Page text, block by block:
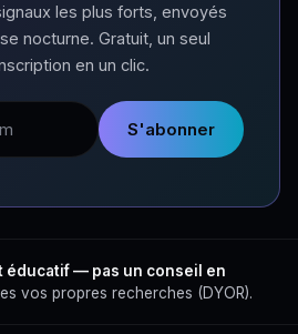
les plus forts, envoyés
nocturne. Gratuit, un seul
en un clic.
S'abonner
éducatif — pas un conseil en
vos propres recherches (DYOR).